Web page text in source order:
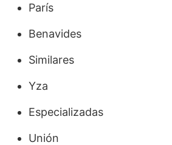
París
Benavides
Similares
Yza
Especializadas
Unión